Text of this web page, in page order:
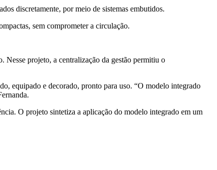
discretamente, por meio de sistemas embutidos.
sem comprometer a circulação.
Nesse projeto, a centralização da gestão permitiu o
equipado e decorado, pronto para uso. “O modelo integrado
O projeto sintetiza a aplicação do modelo integrado em um